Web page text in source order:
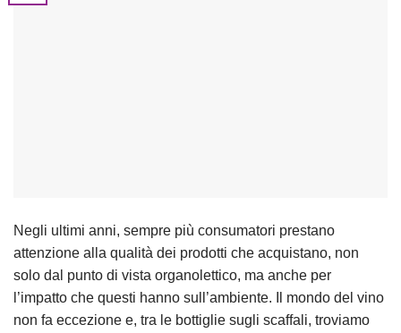
Negli ultimi anni, sempre più consumatori prestano
attenzione alla qualità dei prodotti che acquistano, non
solo dal punto di vista organolettico, ma anche per
l’impatto che questi hanno sull’ambiente. Il mondo del vino
non fa eccezione e, tra le bottiglie sugli scaffali, troviamo